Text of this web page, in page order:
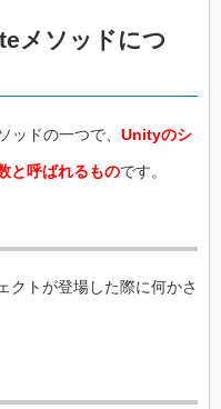
メソッドにつ
ッドの一つで、 Unityのシ
と呼ばれるものです。
クトが登場した際に何かさ